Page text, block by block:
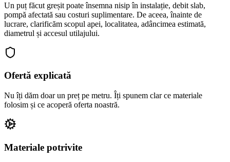
Un puț făcut greșit poate însemna nisip în instalație, debit slab,
pompă afectată sau costuri suplimentare. De aceea, înainte de
lucrare, clarificăm scopul apei, localitatea, adâncimea estimată,
diametrul și accesul utilajului.
Ofertă explicată
Nu îți dăm doar un preț pe metru. Îți spunem clar ce materiale
folosim și ce acoperă oferta noastră.
Materiale potrivite